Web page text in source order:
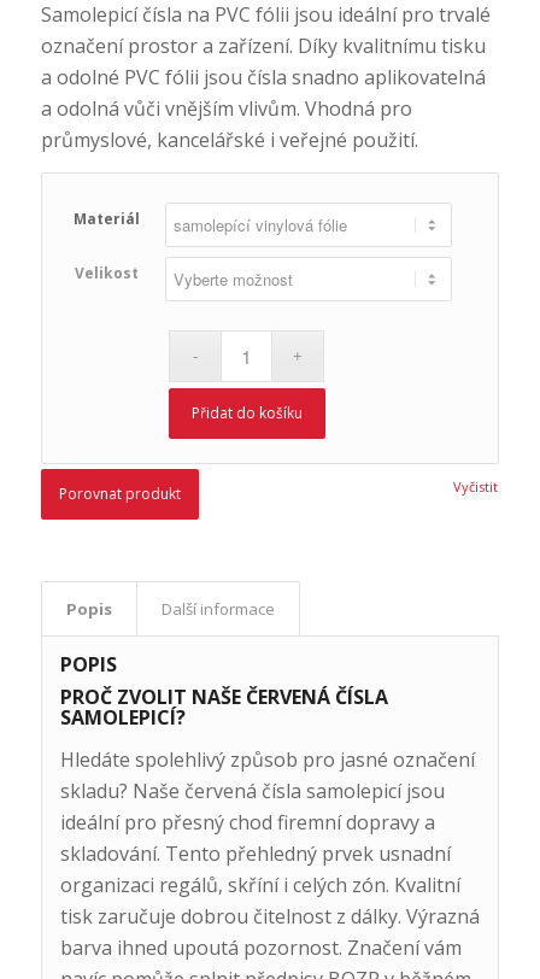
Samolepicí čísla na PVC fólii jsou ideální pro trvalé
označení prostor a zařízení. Díky kvalitnímu tisku
a odolné PVC fólii jsou čísla snadno aplikovatelná
a odolná vůči vnějším vlivům. Vhodná pro
průmyslové, kancelářské i veřejné použití.
Materiál
Velikost
Vyčistit
Přidat do košíku
Porovnat produkt
Popis Další informace
POPIS
PROČ ZVOLIT NAŠE ČERVENÁ ČÍSLA
SAMOLEPICÍ?
Hledáte spolehlivý způsob pro jasné označení
skladu? Naše červená čísla samolepicí jsou
ideální pro přesný chod firemní dopravy a
skladování. Tento přehledný prvek usnadní
organizaci regálů, skříní i celých zón. Kvalitní
tisk zaručuje dobrou čitelnost z dálky. Výrazná
barva ihned upoutá pozornost. Značení vám